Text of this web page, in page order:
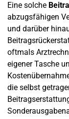
Eine solche
abzugsfähigen
und darüber
oftmals
eigener Tasche
die selbst